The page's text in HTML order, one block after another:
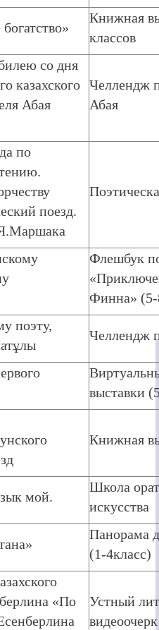
Книжная
классов
со дня
казахского
Абая
Челлендж
Абая
по
поезд.
Флешбук
Финна» (5-
поэту,
Челлендж
выставки
Книжная
мой.
Школа
искусства
Панорама
(1-4класс)
«По
Устный